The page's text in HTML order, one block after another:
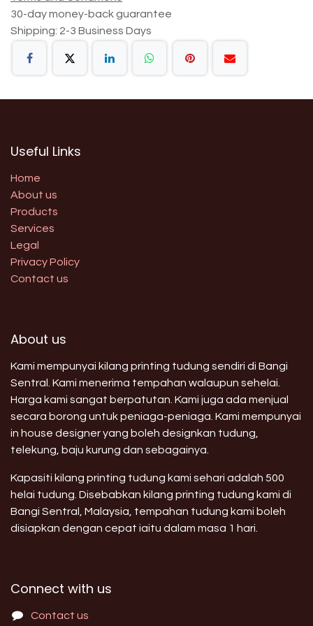
30-day money-back guarantee
Shipping: 2-3 Business Days
Useful Links
Home
About us
Products
Services
Legal
Privacy Policy
Contact us
About us
Kami mempunyai kilang printing tudung sendiri di Bangi
Sentral. Kami menerima tempahan walaupun sehelai.
Harga kami sangat berpatutan. Kami juga ada menjual
secara borong untuk peniaga-peniaga. Kami mempunyai
in house designer yang boleh designkan tudung,
telekung, baju kurung dan sebagainya.
Kapasiti kilang printing tudung kami sehari adalah 500
helai tudung. Disebabkan kilang printing tudung kami di
Bangi Sentral, Malaysia, tempahan tudung kami boleh
disiapkan dengan cepat iaitu dalam masa 1 hari.
Connect with us
Contact us